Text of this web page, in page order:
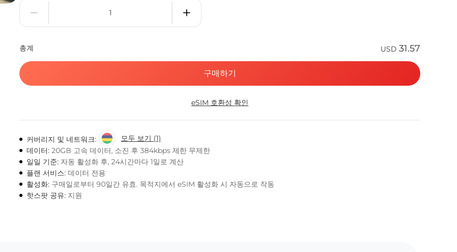
총계 USD 31.57
구매하기
eSIM 호환성 확인
커버리지 및 네트워크:
모두 보기 (1)
데이터: 20GB 고속 데이터, 소진 후 384kbps 제한 무제한
일일 기준: 자동 활성화 후, 24시간마다 1일로 계산
플랜 서비스: 데이터 전용
활성화: 구매일로부터 90일간 유효. 목적지에서 eSIM 활성화 시 자동으로 작동
핫스팟 공유: 지원